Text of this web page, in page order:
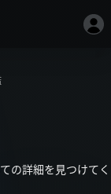
の詳細を見つけてく